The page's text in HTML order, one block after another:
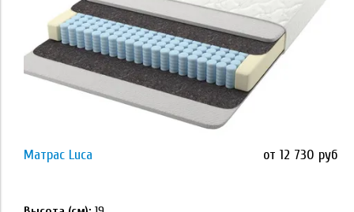
латекс
Memory Foam
Применить
Матрас Luca от 12 730 руб